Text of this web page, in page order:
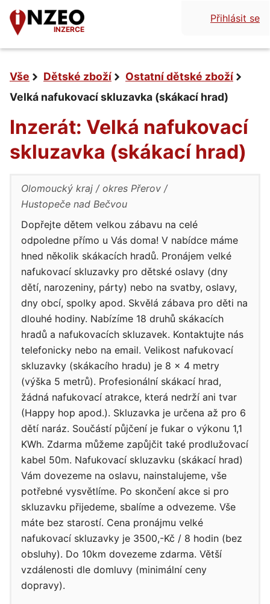
INZERCE
Přihlásit se
Vše Dětské zboží
Ostatní dětské zboží
Velká nafukovací skluzavka (skákací hrad)
Inzerát: Velká nafukovací
skluzavka (skákací hrad)
Olomoucký kraj
okres Přerov
Hustopeče nad Bečvou
Dopřejte dětem velkou zábavu na celé
odpoledne přímo u Vás doma! V nabídce máme
hned několik skákacích hradů. Pronájem velké
nafukovací skluzavky pro dětské oslavy (dny
dětí, narozeniny, párty) nebo na svatby, oslavy,
dny obcí, spolky apod. Skvělá zábava pro děti na
dlouhé hodiny. Nabízíme 18 druhů skákacích
hradů a nafukovacích skluzavek. Kontaktujte nás
telefonicky nebo na email. Velikost nafukovací
skluzavky (skákacího hradu) je 8 x 4 metry
(výška 5 metrů). Profesionální skákací hrad,
žádná nafukovací atrakce, která nedrží ani tvar
(Happy hop apod.). Skluzavka je určena až pro 6
dětí naráz. Součástí půjčení je fukar o výkonu 1,1
KWh. Zdarma můžeme zapůjčit také prodlužovací
kabel 50m. Nafukovací skluzavku (skákací hrad)
Vám dovezeme na oslavu, nainstalujeme, vše
potřebné vysvětlíme. Po skončení akce si pro
skluzavku přijedeme, sbalíme a odvezeme. Vše
máte bez starostí. Cena pronájmu velké
nafukovací skluzavky je 3500,-Kč / 8 hodin (bez
obsluhy). Do 10km dovezeme zdarma. Větší
vzdálenosti dle domluvy (minimální ceny
dopravy).